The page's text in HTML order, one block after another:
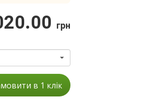
грн
в 1 клік